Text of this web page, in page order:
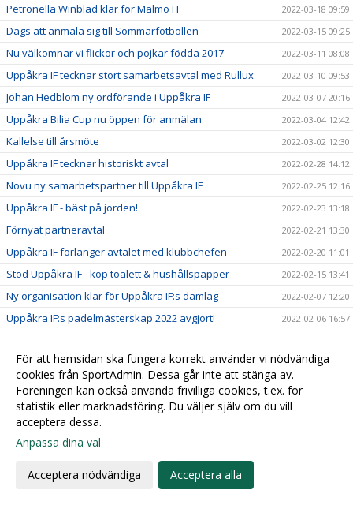
Petronella Winblad klar för Malmö FF 2022-03-18 09:59
Dags att anmäla sig till Sommarfotbollen 2022-03-15 09:25
Nu välkomnar vi flickor och pojkar födda 2017 2022-03-11 08:08
Uppåkra IF tecknar stort samarbetsavtal med Rullux 2022-03-10 09:53
Johan Hedblom ny ordförande i Uppåkra IF 2022-03-07 20:16
Uppåkra Bilia Cup nu öppen för anmälan 2022-03-04 12:42
Kallelse till årsmöte 2022-03-02 12:30
Uppåkra IF tecknar historiskt avtal 2022-02-28 14:12
Novu ny samarbetspartner till Uppåkra IF 2022-02-25 12:16
Uppåkra IF - bäst på jorden! 2022-02-23 13:18
Förnyat partneravtal 2022-02-21 13:30
Uppåkra IF förlänger avtalet med klubbchefen 2022-02-20 11:01
Stöd Uppåkra IF - köp toalett & hushållspapper 2022-02-15 13:41
Ny organisation klar för Uppåkra IF:s damlag 2022-02-07 12:20
Uppåkra IF:s padelmästerskap 2022 avgjort! 2022-02-06 16:57
Sparbanken Skåne utökar sitt samarbete med Uppåkra
2022-01-09 09:06
Ultras tackar för stödet 2022-01-07 15:25
inställningar
Webbversion
För att hemsidan ska fungera korrekt använder vi nödvändiga
cookies från SportAdmin. Dessa går inte att stänga av.
Föreningen kan också använda frivilliga cookies, t.ex. för
statistik eller marknadsföring. Du väljer själv om du vill
acceptera dessa.
Anpassa dina val
Acceptera nödvändiga Acceptera alla